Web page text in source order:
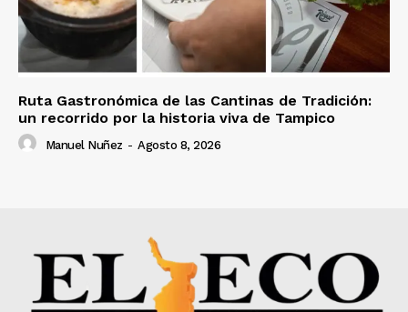
Ruta Gastronómica de las Cantinas de Tradición:
un recorrido por la historia viva de Tampico
Manuel Nuñez - Agosto 8, 2026